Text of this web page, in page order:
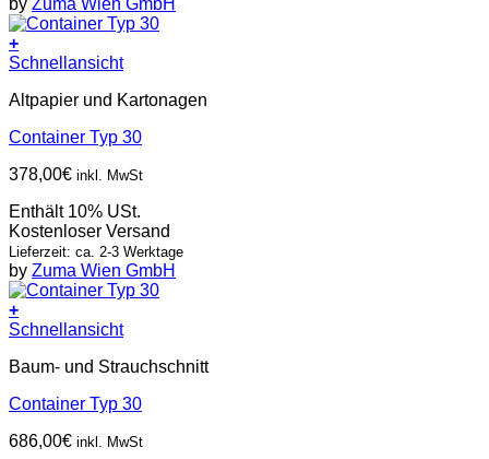
by Zuma Wien GmbH
+
Schnellansicht
Altpapier und Kartonagen
Container Typ 30
378,00€ inkl. MwSt
Enthält 10% USt.
Kostenloser Versand
Lieferzeit: ca. 2-3 Werktage
by Zuma Wien GmbH
+
Schnellansicht
Baum- und Strauchschnitt
Container Typ 30
686,00€ inkl. MwSt